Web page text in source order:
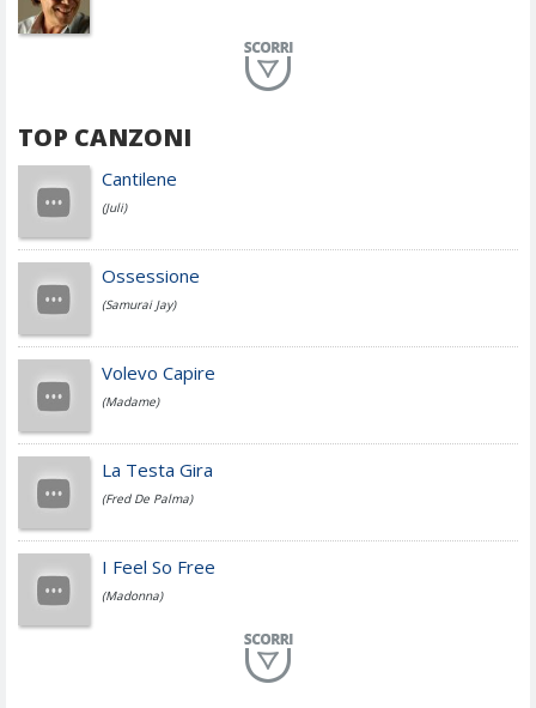
Achille Lauro
Cesare Cremonini
Jovanotti
Fedez
Simone Cristicchi
TOP CANZONI
Cantilene
(Juli)
Ossessione
(Samurai Jay)
Volevo Capire
(Madame)
La Testa Gira
(Fred De Palma)
I Feel So Free
(Madonna)